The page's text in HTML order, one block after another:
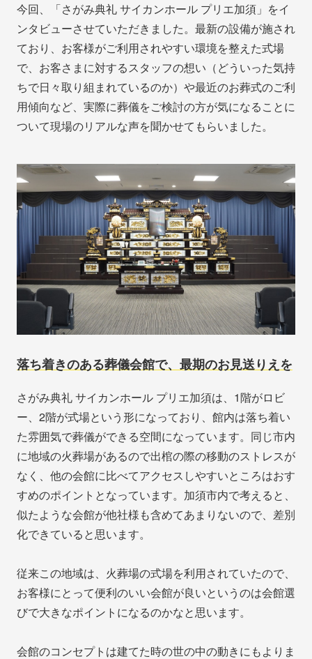
今回、「さがみ典礼 サイカンホール プリエ加須」をイ
ンタビューさせていただきました。最新の設備が施され
ており、お客様がご利用されやすい環境を整えた式場
で、お客さまに対するスタッフの想い（どういった気持
ちで日々取り組まれているのか）や最近のお葬式のご利
用傾向など、実際に葬儀をご検討の方が気になることに
ついて現場のリアルな声を聞かせてもらいました。
落ち着きのある葬儀会館で、最期のお見送りえを
さがみ典礼 サイカンホール プリエ加須は、1階がロビ
ー、2階が式場という形になっており、館内は落ち着い
た雰囲気で葬儀ができる空間になっています。同じ市内
に地域の火葬場があるので出棺の際の移動のストレスが
なく、他の会館に比べてアクセスしやすいところはおす
すめのポイントとなっています。加須市内で考えると、
似たような会館が他社様も含めてあまりないので、差別
化できていると思います。
従来この地域は、火葬場の式場を利用されていたので、
お客様にとって便利のいい会館が良いというのは会館選
びで大きなポイントになるのかなと思います。
会館のコンセプトは建てた時の世の中の動きにもよりま